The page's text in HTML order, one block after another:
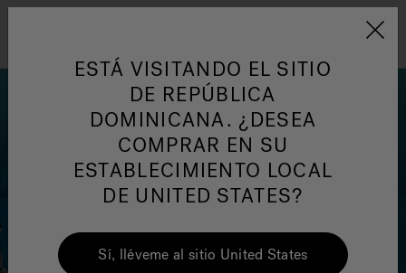
Jacuzzi&reg; Latin
Responsabilidad Social
HIDROMASAJE
Manuales y Guías del Usuario
ESTÁ VISITANDO EL SITIO
DE REPÚBLICA
DOMINICANA. ¿DESEA
COMPRAR EN SU
ESTABLECIMIENTO LOCAL
DE UNITED STATES?
Sí, lléveme al sitio United States